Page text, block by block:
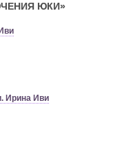
ЮКИ»
Ирина Иви